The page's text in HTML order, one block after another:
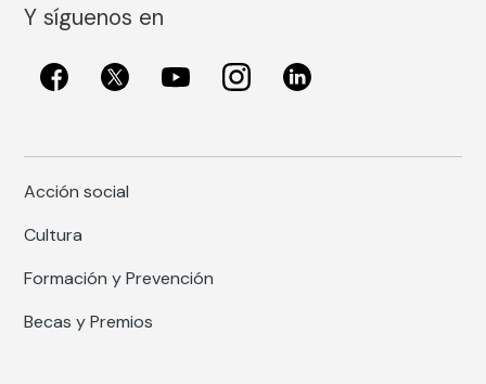
Y síguenos en
Acción social
Cultura
Formación y Prevención
Becas y Premios